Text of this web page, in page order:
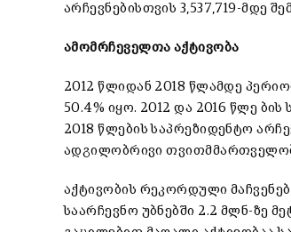
არჩევნებისთვის 3,537,719-მდე
ამომრჩეველთა აქტივობა
2012 წლიდან 2018 წლამდე
50.4% იყო. 2012 და 2016 წლე
2018 წლების საპრეზიდენტო
ადგილობრივი
აქტივობის რეკორდული
საარჩევნო უბნებში 2.2 მლნ-ზე